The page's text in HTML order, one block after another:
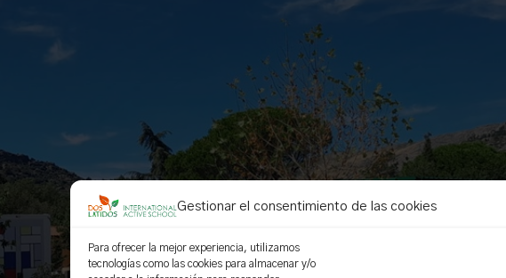
Gestionar el consentimiento de las cookies
Para ofrecer la mejor experiencia, utilizamos
tecnologías como las cookies para almacenar y/o